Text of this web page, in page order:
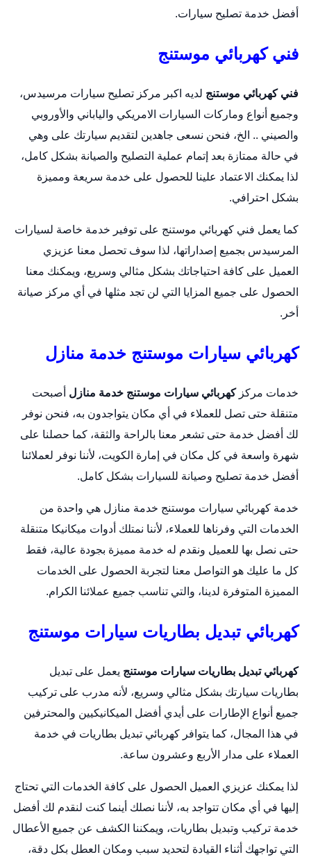
أفضل خدمة تصليح سيارات.
فني كهربائي موستنج
فني كهربائي موستنج لديه اكبر مركز تصليح سيارات مرسيدس،
وجميع أنواع وماركات السيارات الامريكي والياباني والأوروبي
والصيني .. الخ، فنحن نسعى جاهدين لتقديم سيارتك على وهي
في حالة ممتازة بعد إتمام عملية التصليح والصيانة بشكل كامل،
لذا يمكنك الاعتماد علينا للحصول على خدمة سريعة ومميزة
بشكل احترافي.
كما يعمل فني كهربائي موستنج على توفير خدمة خاصة لسيارات
المرسيدس بجميع إصداراتها، لذا سوف تحصل معنا عزيزي
العميل على كافة احتياجاتك بشكل مثالي وسريع، ويمكنك معنا
الحصول على جميع المزايا التي لن تجد مثلها في أي مركز صيانة
أخر.
كهربائي سيارات موستنج خدمة منازل
خدمات مركزكهربائي سيارات موستنج خدمة منازل أصبحت
متنقلة حتى تصل للعملاء في أي مكان يتواجدون به، فنحن نوفر
لك أفضل خدمة حتى تشعر معنا بالراحة والثقة، كما حصلنا على
شهرة واسعة في كل مكان في إمارة الكويت، لأننا نوفر لعملائنا
أفضل خدمة تصليح وصيانة للسيارات بشكل كامل.
خدمة كهربائي سيارات موستنج خدمة منازل هي واحدة من
الخدمات التي وفرناها للعملاء، لأننا نمتلك أدوات ميكانيكا متنقلة
حتى نصل بها للعميل ونقدم له خدمة مميزة بجودة عالية، فقط
كل ما عليك هو التواصل معنا لتجربة الحصول على الخدمات
المميزة المتوفرة لدينا، والتي تناسب جميع عملائنا الكرام.
كهربائي تبديل بطاريات سيارات موستنج
كهربائي تبديل بطاريات سيارات موستنج يعمل على تبديل
بطاريات سيارتك بشكل مثالي وسريع، لأنه مدرب على تركيب
جميع أنواع الإطارات على أيدي أفضل الميكانيكيين والمحترفين
في هذا المجال، كما يتوافر كهربائي تبديل بطاريات في خدمة
العملاء على مدار الأربع وعشرون ساعة.
لذا يمكنك عزيزي العميل الحصول على كافة الخدمات التي تحتاج
إليها في أي مكان تتواجد به، لأننا نصلك أينما كنت لنقدم لك أفضل
خدمة تركيب وتبديل بطاريات، ويمكننا الكشف عن جميع الأعطال
التي تواجهك أثناء القيادة لتحديد سبب ومكان العطل بكل دقة،